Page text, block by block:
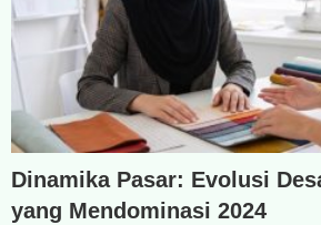
Dinamika Pasar: Evolusi
yang Mendominasi 2024